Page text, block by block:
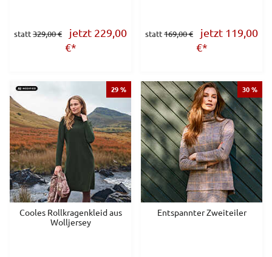
statt329,00 €
jetzt 229,00
€*
statt169,00 €
jetzt 119,00
€*
29 %
Cooles Rollkragenkleid aus
Wolljersey
30 %
Entspannter Zweiteiler